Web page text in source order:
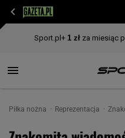
Piłka nożna Reprezentacja